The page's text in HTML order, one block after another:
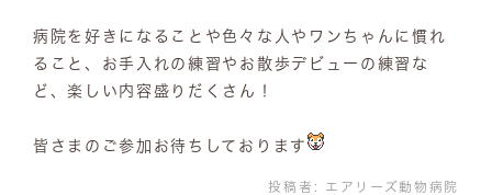
病院を好きになることや色々な人やワンちゃんに慣れ
ること、お手入れの練習やお散歩デビューの練習な
ど、楽しい内容盛りだくさん！
皆さまのご参加お待ちしております
投稿者: エアリーズ動物病院